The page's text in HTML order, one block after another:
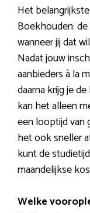
Het
Boekhouden:
wanneer jij dat
Nadat jouw
aanbieders à la
daarna krijg je
kan het alleen
een looptijd van
het ook sneller
kunt de
maandelijkse
Welke